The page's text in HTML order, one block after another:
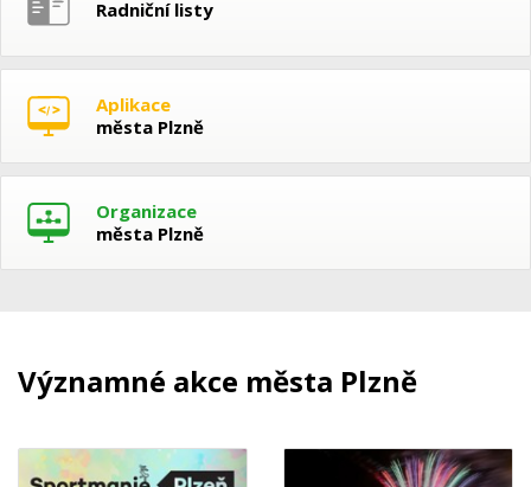
Radniční listy
Aplikace
města Plzně
Organizace
města Plzně
Významné akce města Plzně